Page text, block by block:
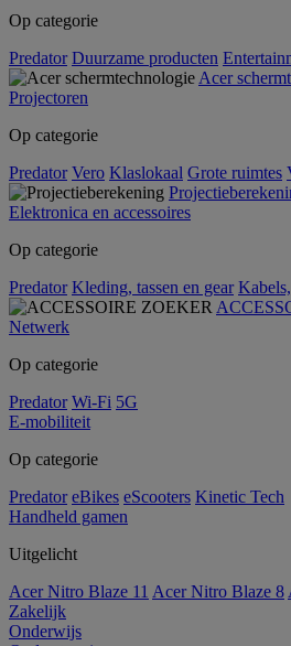
Op categorie
Predator Duurzame producten
Acer
Projectoren
Op categorie
Predator Vero Klaslokaal Grote ruimtes
Elektronica en accessoires
Op categorie
Predator Kleding, tassen en gear
Netwerk
Op categorie
Predator Wi-Fi 5G
E-mobiliteit
Op categorie
Predator eBikes eScooters Kinetic Tech
Handheld gamen
Uitgelicht
Acer Nitro Blaze 11 Acer Nitro Blaze 8
Zakelijk
Onderwijs